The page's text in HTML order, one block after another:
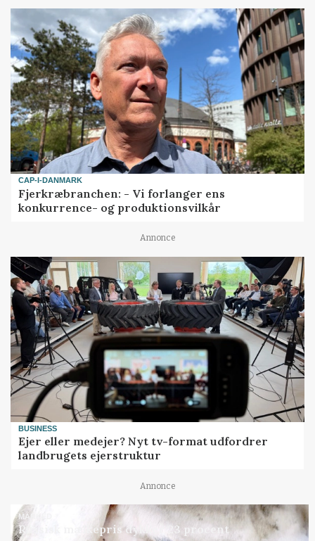
CAP-I-DANMARK
Fjerkræbranchen: - Vi forlanger ens
konkurrence- og produktionsvilkår
Annonce
BUSINESS
Ejer eller medejer? Nyt tv-format udfordrer
landbrugets ejerstruktur
Annonce
MARKED
Russisk mælkepris dykker 23 procent